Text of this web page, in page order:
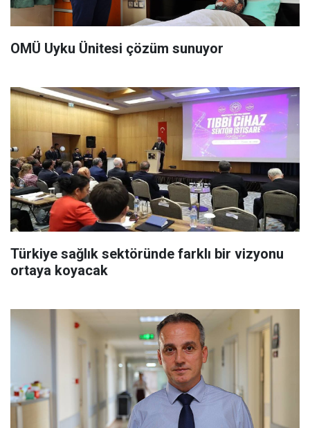
OMÜ Uyku Ünitesi çözüm sunuyor
Türkiye sağlık sektöründe farklı bir vizyonu
ortaya koyacak